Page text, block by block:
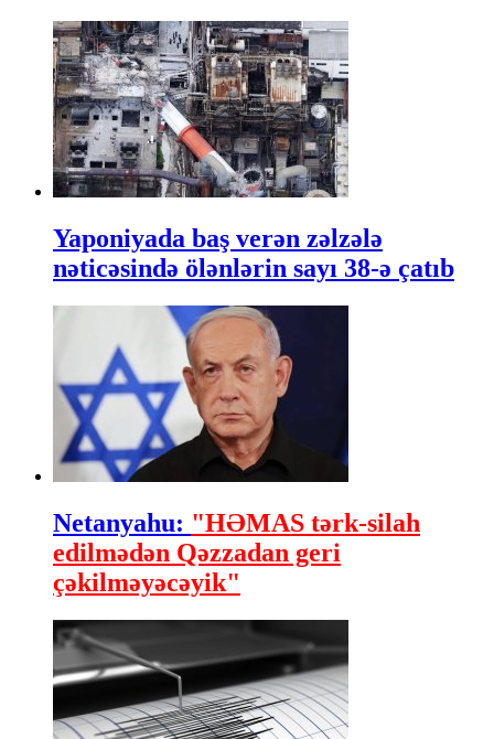
Yaponiyada baş verən zəlzələ
nəticəsində ölənlərin sayı 38-ə çatıb
Netanyahu: "HƏMAS tərk-silah
edilmədən Qəzzadan geri
çəkilməyəcəyik"